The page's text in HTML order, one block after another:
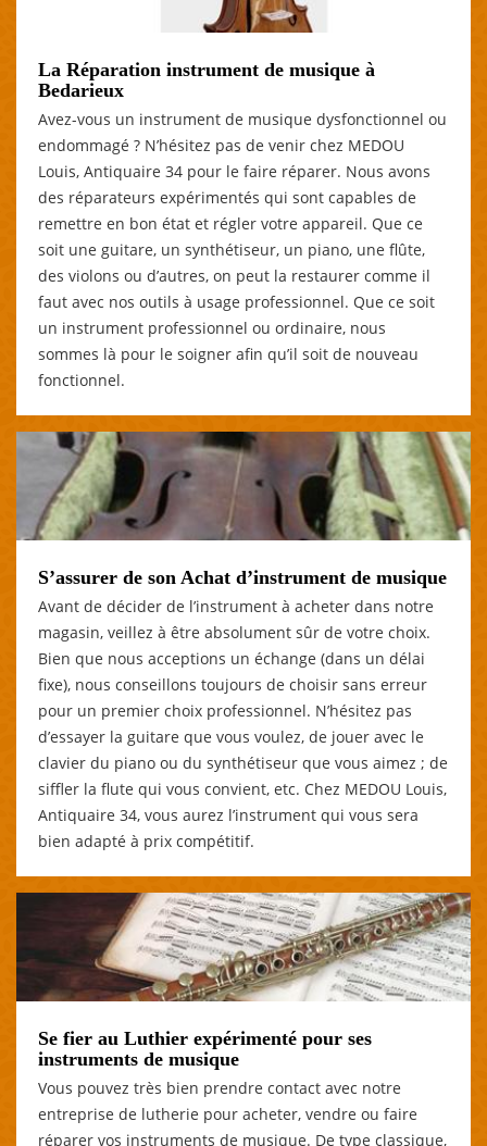
La Réparation instrument de musique à
Bedarieux
Avez-vous un instrument de musique dysfonctionnel ou
endommagé ? N’hésitez pas de venir chez MEDOU
Louis, Antiquaire 34 pour le faire réparer. Nous avons
des réparateurs expérimentés qui sont capables de
remettre en bon état et régler votre appareil. Que ce
soit une guitare, un synthétiseur, un piano, une flûte,
des violons ou d’autres, on peut la restaurer comme il
faut avec nos outils à usage professionnel. Que ce soit
un instrument professionnel ou ordinaire, nous
sommes là pour le soigner afin qu’il soit de nouveau
fonctionnel.
S’assurer de son Achat d’instrument de musique
Avant de décider de l’instrument à acheter dans notre
magasin, veillez à être absolument sûr de votre choix.
Bien que nous acceptions un échange (dans un délai
fixe), nous conseillons toujours de choisir sans erreur
pour un premier choix professionnel. N’hésitez pas
d’essayer la guitare que vous voulez, de jouer avec le
clavier du piano ou du synthétiseur que vous aimez ; de
siffler la flute qui vous convient, etc. Chez MEDOU Louis,
Antiquaire 34, vous aurez l’instrument qui vous sera
bien adapté à prix compétitif.
Se fier au Luthier expérimenté pour ses
instruments de musique
Vous pouvez très bien prendre contact avec notre
entreprise de lutherie pour acheter, vendre ou faire
réparer vos instruments de musique. De type classique,